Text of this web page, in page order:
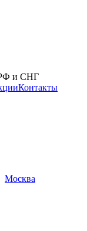
РФ и СНГ
Контакты
Москва